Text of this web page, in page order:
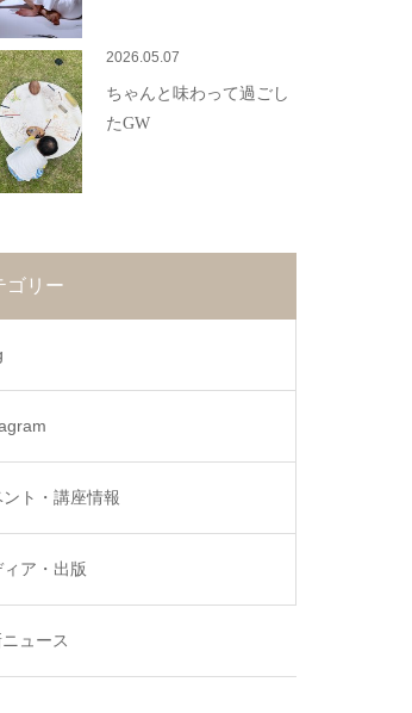
2026.05.07
ちゃんと味わって過ごし
たGW
ゴリー
ント・講座情報
ィア・出版
ュース